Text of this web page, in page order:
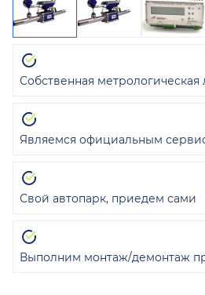
Собственная метрологическая
Являемся официальным
Свой автопарк, приедем сами
Выполним монтаж/демонтаж